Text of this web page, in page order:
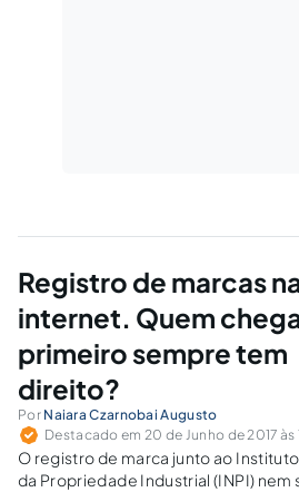
Registro de marcas
internet. Quem
primeiro sempre tem
direito?
Por Naiara Czarnobai Augusto
Destacado em 20 de Junho de 2017 às
O registro de marca junto ao
da Propriedade Industrial (INPI) nem